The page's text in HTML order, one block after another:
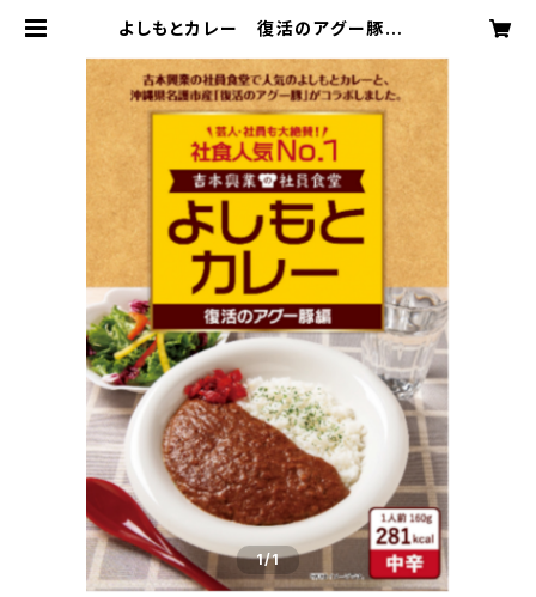
よしもとカレー 復活のアグー豚編 |
1/1